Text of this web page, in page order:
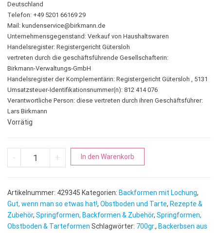
Deutschland
Telefon: +49 5201 66169 29
Mail: kundenservice@birkmann.de
Unternehmensgegenstand: Verkauf von Haushaltswaren
Handelsregister: Registergericht Gütersloh
vertreten durch die geschäftsführende Gesellschafterin:
Birkmann-Verwaltungs-GmbH
Handelsregister der Komplementärin: Registergericht Gütersloh , 5131
Umsatzsteuer-Identifikationsnummer(n): 812 414 076
Verantwortliche Person: diese vertreten durch ihren Geschäftsführer:
Lars Birkmann
Vorrätig
- Blindbackkugeln | Backkugeln Backerbsen aus Keramik Menge
+ In den Warenkorb
e
r
n
a
Artikelnummer: 429345 Kategorien: Backformen mit Lochung,
Gut, wenn man so etwas hat!, Obstboden und Tarte, Rezepte &
Zubehör, Springformen, Backformen & Zubehör, Springformen,
Obstboden & Tarteformen Schlagwörter: 700gr., Backerbsen aus